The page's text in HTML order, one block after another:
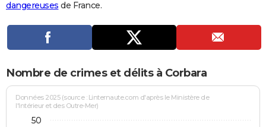
Se connecter
Entreprises
Service militaire
Avis de recherche
AVIS DE DÉCÈS
Bricolage
Lifestyle
Culture
Sport
Auto
Television
Voyage
Cinema
dangereuses de France.
Nombre de crimes et délits à Corbara
Données 2025 (source : Linternaute.com d'après le Ministère de
l'Intérieur et des Outre-Mer)
50